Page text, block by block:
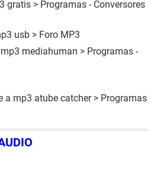
gratis > Programas - Conversores
usb > Foro MP3
mediahuman > Programas -
a mp3 atube catcher> Programas